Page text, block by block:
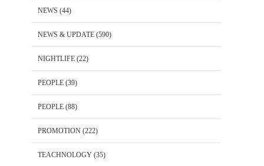
NEWS (44)
NEWS & UPDATE (590)
NIGHTLIFE (22)
PEOPLE (39)
PEOPLE (88)
PROMOTION (222)
TEACHNOLOGY (35)